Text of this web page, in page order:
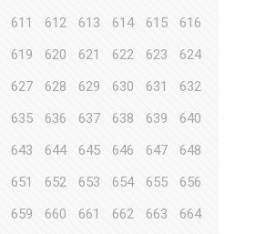
611 612 613 614 615
616
619 620 621 622 623
624
627 628 629 630 631
632
635 636 637 638 639
640
643 644 645 646 647
648
651 652 653 654 655
656
659 660 661 662 663
664